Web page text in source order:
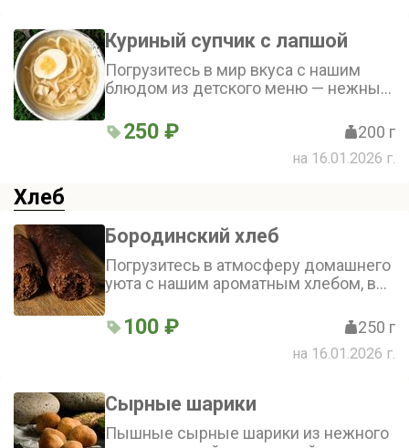
Куриный супчик с лапшой
Погрузитесь в мир вкуса с нашим
блюдом из детского меню — нежным
который дополнен домашней лапшой
и отварным яйцом. Это идеальный
выбор для маленьких гурманов!
250 ₽ 200 г
на 16.01.2026 г.
Хлеб
Бородинский хлеб
Погрузитесь в атмосферу домашнего
уюта с нашим ароматным хлебом, в
натуральные ингредиенты. Каждый
ломтик — воплощение простоты и
вкуса традиционной выпечки
100 ₽ 250 г
на 16.01.2026 г.
Сырные шарики
Пышные сырные шарики из нежного